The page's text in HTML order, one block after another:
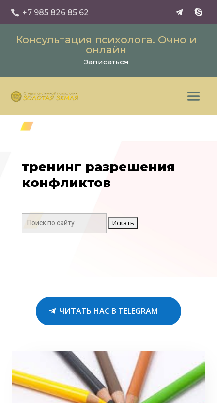
 +7 985 826 85 62
Консультация психолога. Очно и
онлайн
Записаться
тренинг разрешения
конфликтов
Поиск:
ЧИТАТЬ НАС В TELEGRAM